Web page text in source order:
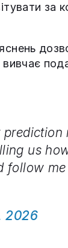
за
us
follow
2026